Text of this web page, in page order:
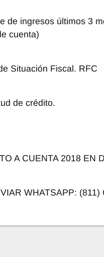
de ingresos últimos 3
cuenta)
Situación Fiscal. RFC
de crédito.
A CUENTA 2018 EN
WHATSAPP: (811)